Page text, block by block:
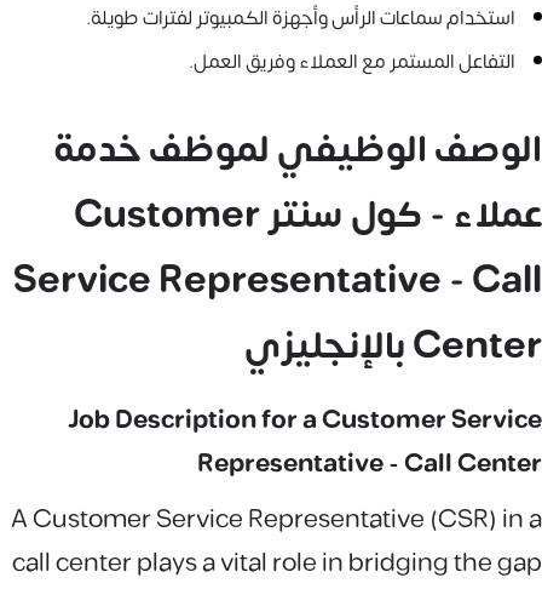
استخدام سماعات الرأس وأجهزة الكمبيوتر لفترات طويلة.
التفاعل المستمر مع العملاء وفريق العمل.
الوصف الوظيفي لموظف خدمة
عملاء - كول سنتر Customer
Service Representative - Call
Center بالإنجليزي
Job Description for a Customer Service
Representative - Call Center
A Customer Service Representative (CSR) in a
call center plays a vital role in bridging the gap